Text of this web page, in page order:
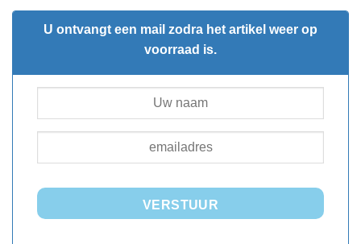
U ontvangt een mail zodra het artikel weer op
voorraad is.
VERSTUUR